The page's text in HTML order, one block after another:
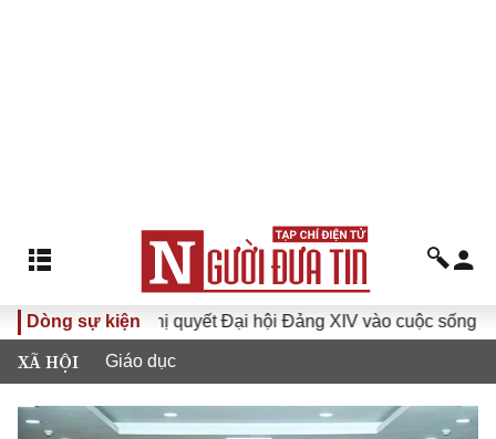
Dòng sự kiện
Đưa Nghị quyết Đại hội Đảng XIV vào cuộc sống
XÃ HỘI Giáo dục